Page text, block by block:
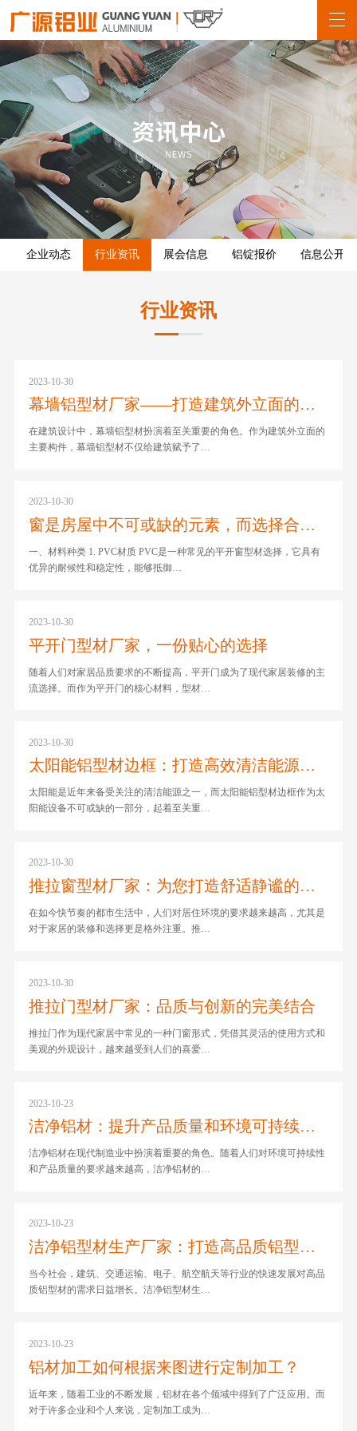
企业动态 行业资讯 展会信息 铝锭报价 信息公开
行业资讯
2023-10-30
幕墙铝型材厂家——打造建筑外立面的优质选择
在建筑设计中，幕墙铝型材扮演着至关重要的角色。作为建筑外立面的
主要构件，幕墙铝型材不仅给建筑赋予了…
2023-10-30
窗是房屋中不可或缺的元素，而选择合适的窗型材料对于窗户的品质和使用寿命至关重要。平开窗作为一种常见的窗户类型，其型材更是决定了窗户的质量和性能。本文将介绍平开窗型材的不同种类以及一些知名的厂家，帮助您更好地了解和选择适合您家居需求的产品。
一、材料种类 1. PVC材质 PVC是一种常见的平开窗型材选择，它具有
优异的耐候性和稳定性，能够抵御…
2023-10-30
平开门型材厂家，一份贴心的选择
随着人们对家居品质要求的不断提高，平开门成为了现代家居装修的主
流选择。而作为平开门的核心材料，型材…
2023-10-30
太阳能铝型材边框：打造高效清洁能源的杰出选择
太阳能是近年来备受关注的清洁能源之一，而太阳能铝型材边框作为太
阳能设备不可或缺的一部分，起着至关重…
2023-10-30
推拉窗型材厂家：为您打造舒适静谧的居家环境
在如今快节奏的都市生活中，人们对居住环境的要求越来越高，尤其是
对于家居的装修和选择更是格外注重。推…
2023-10-30
推拉门型材厂家：品质与创新的完美结合
推拉门作为现代家居中常见的一种门窗形式，凭借其灵活的使用方式和
美观的外观设计，越来越受到人们的喜爱…
2023-10-23
洁净铝材：提升产品质量和环境可持续性的关键
洁净铝材在现代制造业中扮演着重要的角色。随着人们对环境可持续性
和产品质量的要求越来越高，洁净铝材的…
2023-10-23
洁净铝型材生产厂家：打造高品质铝型材的领导者
当今社会，建筑、交通运输、电子、航空航天等行业的快速发展对高品
质铝型材的需求日益增长。洁净铝型材生…
2023-10-23
铝材加工如何根据来图进行定制加工？
近年来，随着工业的不断发展，铝材在各个领域中得到了广泛应用。而
对于许多企业和个人来说，定制加工成为…